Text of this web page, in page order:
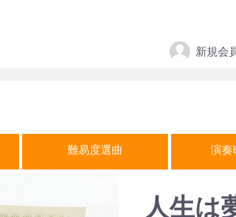
新規会
難易度選曲 演奏
人生は